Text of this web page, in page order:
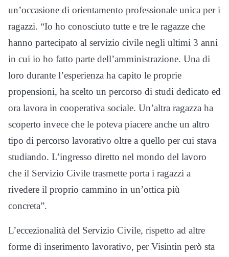
un’occasione di orientamento professionale unica per i
ragazzi. “Io ho conosciuto tutte e tre le ragazze che
hanno partecipato al servizio civile negli ultimi 3 anni
in cui io ho fatto parte dell’amministrazione. Una di
loro durante l’esperienza ha capito le proprie
propensioni, ha scelto un percorso di studi dedicato ed
ora lavora in cooperativa sociale. Un’altra ragazza ha
scoperto invece che le poteva piacere anche un altro
tipo di percorso lavorativo oltre a quello per cui stava
studiando. L’ingresso diretto nel mondo del lavoro
che il Servizio Civile trasmette porta i ragazzi a
rivedere il proprio cammino in un’ottica più
concreta”.
L’eccezionalità del Servizio Civile, rispetto ad altre
forme di inserimento lavorativo, per Visintin però sta